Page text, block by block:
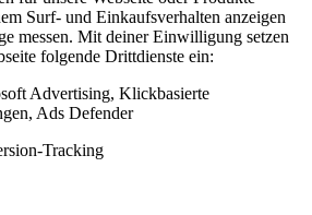
Surf- und Einkaufsverhalten anzeigen
messen. Mit deiner Einwilligung setzen
folgende Drittdienste ein:
Advertising, Klickbasierte
Ads Defender
Tracking